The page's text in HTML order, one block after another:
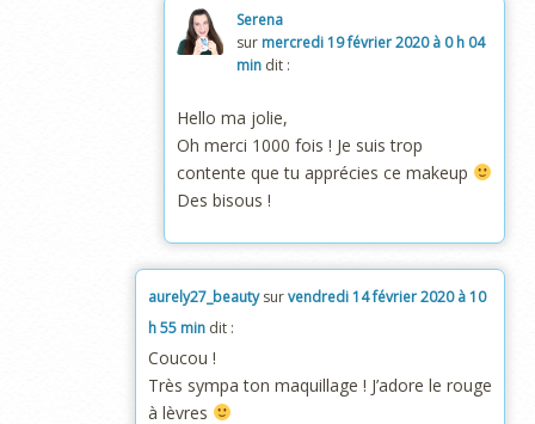
Serena
sur mercredi 19 février 2020 à 0 h 04
min dit :
Hello ma jolie,
Oh merci 1000 fois ! Je suis trop
contente que tu apprécies ce makeup
Des bisous !
aurely27_beautysurvendredi 14 février 2020 à 10
h 55 min dit :
Coucou !
Très sympa ton maquillage ! J’adore le rouge
à lèvres